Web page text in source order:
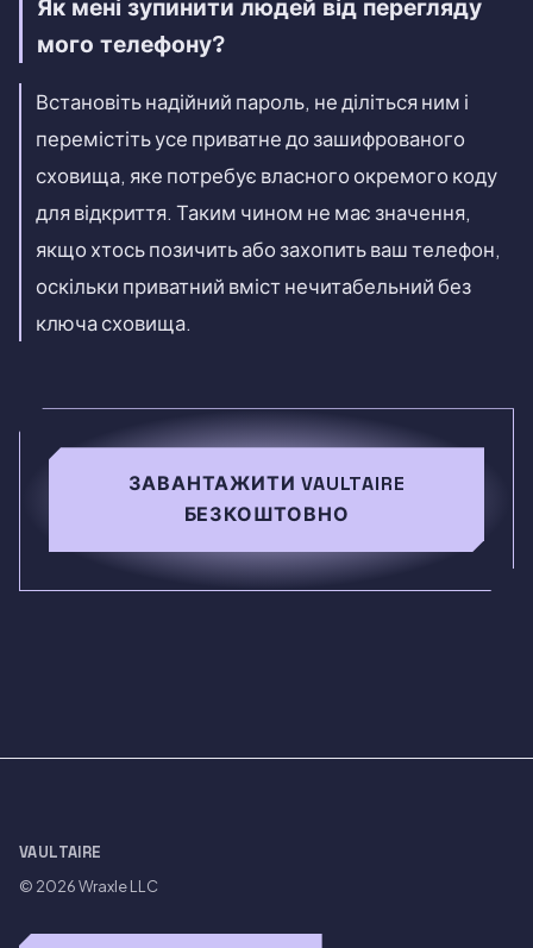
Як мені зупинити людей від перегляду
мого телефону?
Встановіть надійний пароль, не діліться ним і
перемістіть усе приватне до зашифрованого
сховища, яке потребує власного окремого коду
для відкриття. Таким чином не має значення,
якщо хтось позичить або захопить ваш телефон,
оскільки приватний вміст нечитабельний без
ключа сховища.
ЗАВАНТАЖИТИ VAULTAIRE
БЕЗКОШТОВНО
VAULTAIRE
© 2026Wraxle LLC